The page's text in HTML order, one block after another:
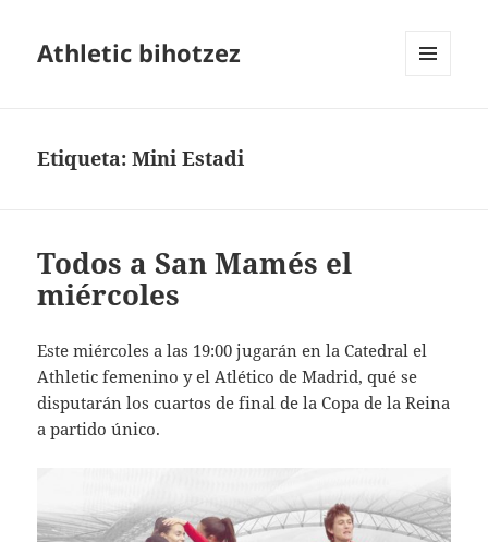
Athletic bihotzez
Etiqueta:Mini Estadi
Todos a San Mamés el
miércoles
Este miércoles a las 19:00 jugarán en la Catedral el
Athletic femenino y el Atlético de Madrid, qué se
disputarán los cuartos de final de la Copa de la Reina
a partido único.